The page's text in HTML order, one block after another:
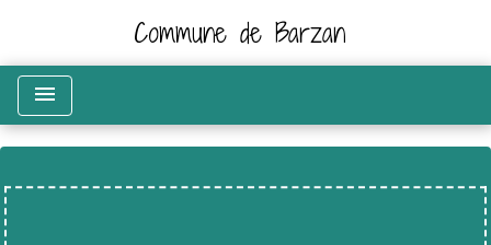
Commune de Barzan
menu